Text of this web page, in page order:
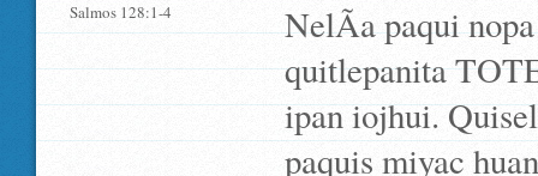
Salmos 128:1-4
NelÃ­a paqui
quitlepanita
ipan iojhui.
paquis miyac